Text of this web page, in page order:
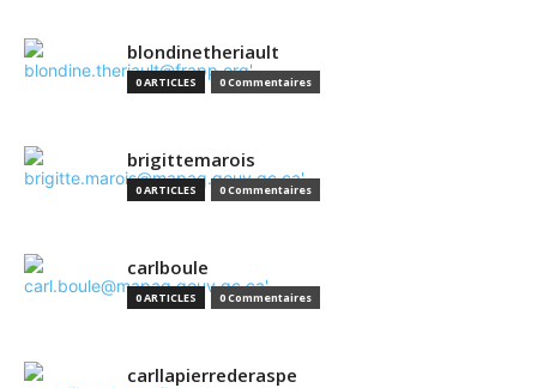
blondinetheriault
0 ARTICLES 0 Commentaires
brigittemarois
0 ARTICLES 0 Commentaires
carlboule
0 ARTICLES 0 Commentaires
carllapierrederaspe